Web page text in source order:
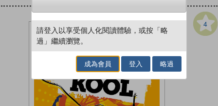
4
請登入以享受個人化閱讀體驗，或按「略
過」繼續瀏覽。
成為會員 登入 略過